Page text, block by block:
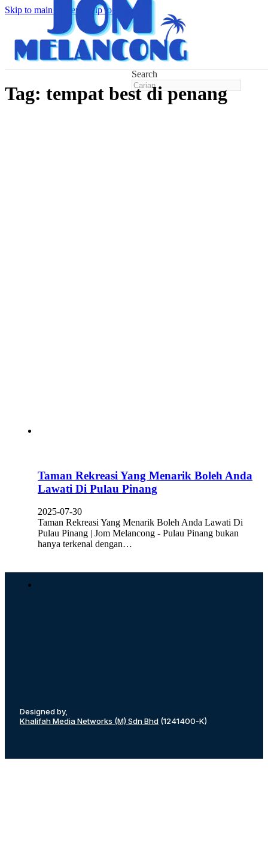
Skip to main content Skip to footer
Search
Tag: tempat best di penang
Taman Rekreasi Yang Menarik Boleh Anda
Lawati Di Pulau Pinang
2025-07-30
Taman Rekreasi Yang Menarik Boleh Anda Lawati Di
Pulau Pinang | Jom Melancong - Pulau Pinang bukan
hanya terkenal dengan…
Designed by,
Khalifah Media Networks (M) Sdn Bhd (1241400-K)